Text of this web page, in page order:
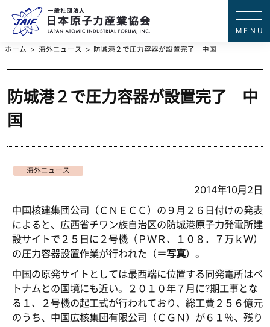
ホーム 海外ニュース 防城港２で圧力容器が設置完了 中国
防城港２で圧力容器が設置完了 中
国
海外ニュース
2014年10月2日
中国核建集団公司（ＣＮＥＣＣ）の９月２６日付けの発表
によると、広西省チワン族自治区の防城港原子力発電所建
設サイトで２５日に２号機（ＰＷＲ、１０８．７万ｋＷ）
の圧力容器設置作業が行われた（＝写真）。
中国の原発サイトとしては最西端に位置する同発電所はベ
トナムとの国境にも近い。２０１０年７月に?期工事とな
る１、２号機の起工式が行われており、総工費２５６億元
のうち、中国広核集団有限公司（ＣＧＮ）が６１％、残り